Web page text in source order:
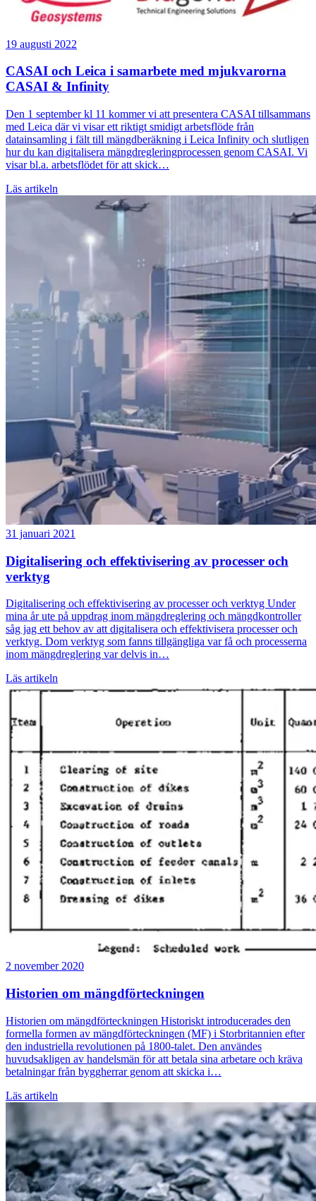
19 augusti 2022
CASAI och Leica i samarbete med mjukvarorna
CASAI & Infinity
Den 1 september kl 11 kommer vi att presentera CASAI tillsammans
med Leica där vi visar ett riktigt smidigt arbetsflöde från
datainsamling i fält till mängdberäkning i Leica Infinity och slutligen
hur du kan digitalisera mängdregleringprocessen genom CASAI. Vi
visar bl.a. arbetsflödet för att skick…
Läs artikeln
31 januari 2021
Digitalisering och effektivisering av processer och
verktyg
Digitalisering och effektivisering av processer och verktyg Under
mina år ute på uppdrag inom mängdreglering och mängdkontroller
såg jag ett behov av att digitalisera och effektivisera processer och
verktyg. Dom verktyg som fanns tillgängliga var få och processerna
inom mängdreglering var delvis in…
Läs artikeln
2 november 2020
Historien om mängdförteckningen
Historien om mängdförteckningen Historiskt introducerades den
formella formen av mängdförteckningen (MF) i Storbritannien efter
den industriella revolutionen på 1800-talet. Den användes
huvudsakligen av handelsmän för att betala sina arbetare och kräva
betalningar från byggherrar genom att skicka i…
Läs artikeln